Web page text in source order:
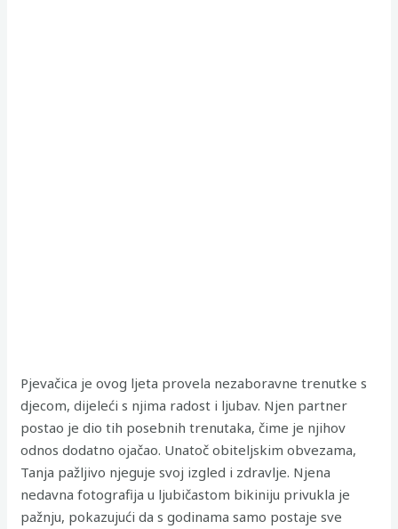
Pjevačica je ovog ljeta provela nezaboravne trenutke s
djecom, dijeleći s njima radost i ljubav. Njen partner
postao je dio tih posebnih trenutaka, čime je njihov
odnos dodatno ojačao. Unatoč obiteljskim obvezama,
Tanja pažljivo njeguje svoj izgled i zdravlje. Njena
nedavna fotografija u ljubičastom bikiniju privukla je
pažnju, pokazujući da s godinama samo postaje sve